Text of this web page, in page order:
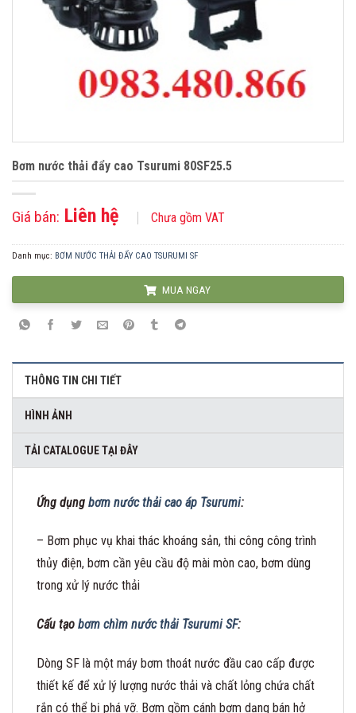
Bơm nước thải đẩy cao Tsurumi 80SF25.5
Giá bán: Liên hệ Chưa gồm VAT
Danh mục: BƠM NƯỚC THẢI ĐẨY CAO TSURUMI SF
MUA NGAY
THÔNG TIN CHI TIẾT
HÌNH ẢNH
TẢI CATALOGUE TẠI ĐÂY
Ứng dụng bơm nước thải cao áp Tsurumi:
– Bơm phục vụ khai thác khoáng sản, thi công công trình
thủy điện, bơm cần yêu cầu độ mài mòn cao, bơm dùng
trong xử lý nước thải
Cấu tạo bơm chìm nước thải Tsurumi SF:
Dòng SF là một máy bơm thoát nước đầu cao cấp được
thiết kế để xử lý lượng nước thải và chất lỏng chứa chất
rắn có thể bị phá vỡ. Bơm gồm cánh bơm dạng bán hở